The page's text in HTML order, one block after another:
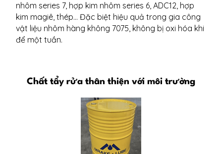
nhôm series 7, hợp kim nhôm series 6, ADC12, hợp
kim magiê, thép… Đặc biệt hiệu quả trong gia công
vật liệu nhôm hàng không 7075, không bị oxi hóa khi
để một tuần.
Chất tẩy rửa thân thiện với môi trường